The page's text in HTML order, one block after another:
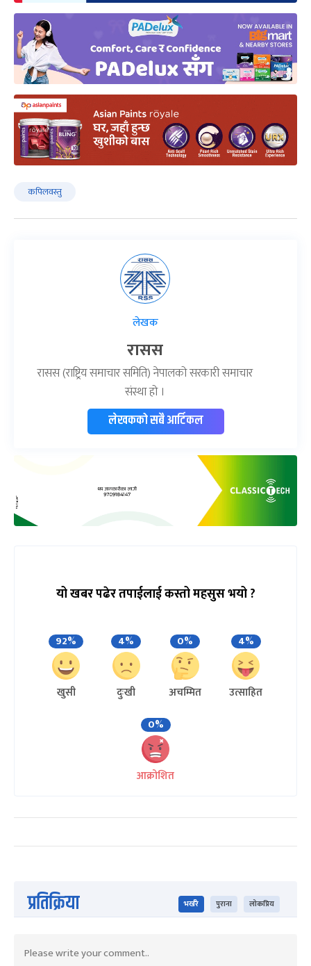
कपिलवस्तु
लेखक
रासस
रासस (राष्ट्रिय समाचार समिति) नेपालको सरकारी समाचार
संस्था हो ।
लेखकको सबै आर्टिकल
यो खबर पढेर तपाईलाई कस्तो महसुस भयो ?
92%
खुसी
4%
दुःखी
0%
अचम्मित
4%
उत्साहित
0%
आक्रोशित
प्रतिक्रिया भर्खरै पुराना लोकप्रिय